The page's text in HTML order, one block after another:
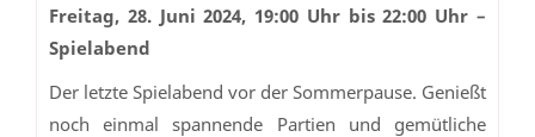
Freitag, 28. Juni 2024, 19:00 Uhr bis 22:00 Uhr –
Spielabend
Der letzte Spielabend vor der Sommerpause. Genießt
noch einmal spannende Partien und gemütliche